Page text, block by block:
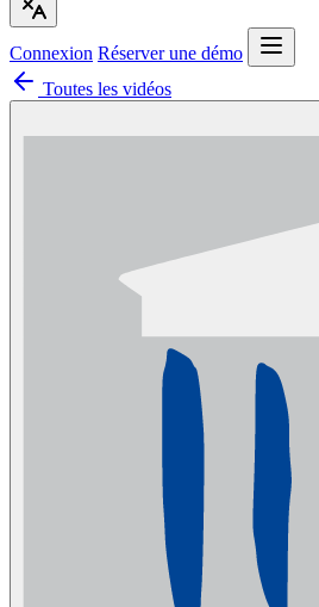
Connexion Réserver une démo
Toutes les vidéos